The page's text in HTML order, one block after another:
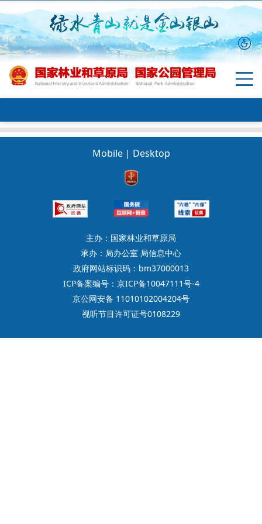
Mobile | Desktop
主办：国家林业和草原局
承办：局办公室 局信息中心
政府网站标识码：bm37000013
ICP备案编号：京ICP备10047111号-4
京公网安备 11010102004204号
视听节目许可证号0108229